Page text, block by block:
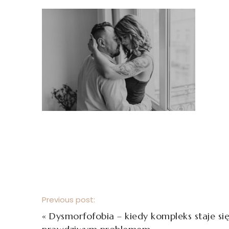
Previous post:
« Dysmorfofobia – kiedy kompleks staje się